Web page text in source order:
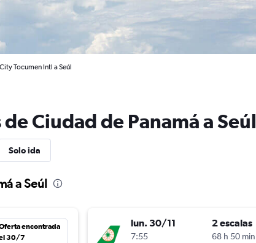
Tocumen Intl a Seúl
Ciudad de Panamá a Seúl
Solo ida
a Seúl
encontrada
30/7
lun. 30/11
7:55
2 escalas
68 h 50 min